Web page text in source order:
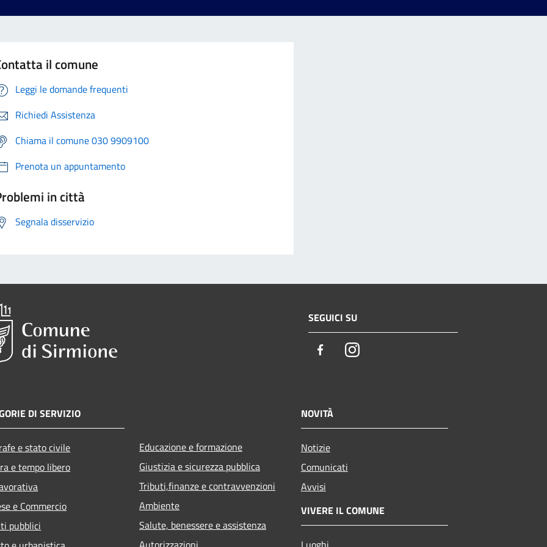
il comune
Leggi le domande frequenti
Richiedi Assistenza
Chiama il comune 030 9909100
Prenota un appuntamento
in città
Segnala disservizio
SEGUICI SU
FacebookInstagram
DI SERVIZIO
e stato civile
e tempo libero
e Commercio
pubblici
Educazione e formazione
Giustizia e sicurezza pubblica
Tributi,finanze e contravvenzioni
Ambiente
Salute, benessere e assistenza
NOVITÀ
Notizie
Comunicati
Avvisi
VIVERE IL COMUNE